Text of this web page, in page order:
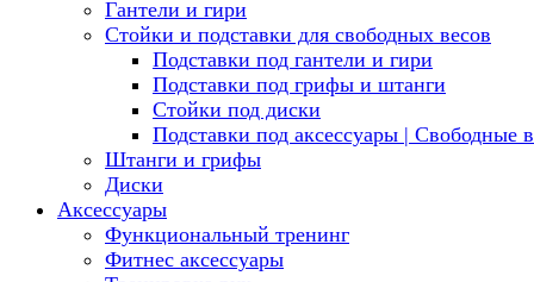
Гантели и гири
Стойки и подставки для свободных весов
Подставки под гантели и гири
Подставки под грифы и штанги
Стойки под диски
Подставки под аксессуары | Свободные
Штанги и грифы
Диски
Аксессуары
Функциональный тренинг
Фитнес аксессуары